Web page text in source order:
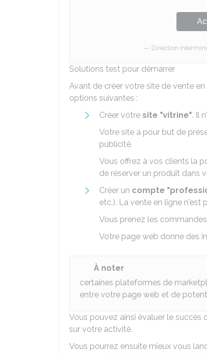
Direction
Solutions test pour démarrer
Avant de créer votre site de vente
options suivantes :
Créer votre site "vitrine". Il
Votre site a pour but de
publicité.
Vous offrez à vos clients la
de réserver un produit dans
Créer un compte
etc.). La vente en ligne n'est
Vous prenez les
Votre page web donne des
À noter
certaines plateformes de
entre votre page web et de
Vous pouvez ainsi évaluer le
sur votre activité.
Vous pourrez ensuite mieux vous